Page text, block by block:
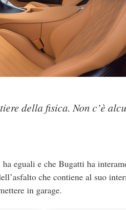
della fisica. Non c’è
eguali e che Bugatti ha
che contiene al suo
in garage.